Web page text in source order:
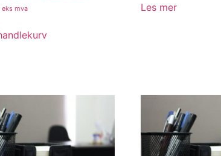
eks mva Les mer